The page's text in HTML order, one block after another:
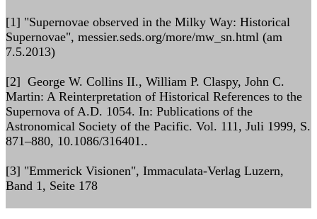
[1] "Supernovae observed in the Milky Way: Historical
Supernovae", messier.seds.org/more/mw_sn.html (am
7.5.2013)
[2] George W. Collins II., William P. Claspy, John C.
Martin: A Reinterpretation of Historical References to the
Supernova of A.D. 1054. In: Publications of the
Astronomical Society of the Pacific. Vol. 111, Juli 1999, S.
871–880, 10.1086/316401..
[3] "Emmerick Visionen", Immaculata-Verlag Luzern,
Band 1, Seite 178